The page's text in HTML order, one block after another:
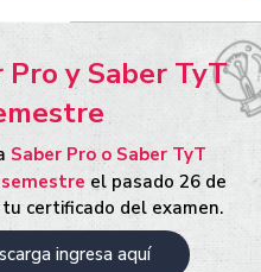
y Saber TyT
ingresa aquí
Saber Pro o Saber TyT
el pasado 26 de
certificado del examen.